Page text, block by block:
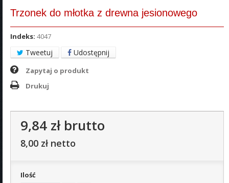
Trzonek do młotka z drewna jesionowego
Indeks: 4047
Tweetuj Udostępnij
Zapytaj o produkt
Drukuj
9,84 złbrutto
8,00 zł netto
Ilość